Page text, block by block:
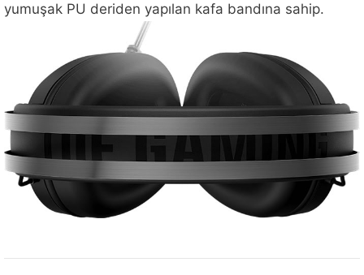
yumuşak PU deriden yapılan kafa bandına sahip.